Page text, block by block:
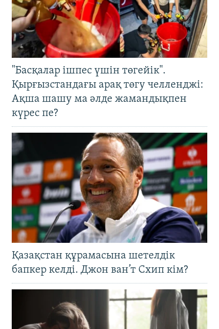
"Басқалар ішпес үшін төгейік".
Қырғызстандағы арақ төгу челленджі:
Ақша шашу ма әлде жамандықпен
күрес пе?
Қазақстан құрамасына шетелдік
бапкер келді. Джон ван’т Схип кім?